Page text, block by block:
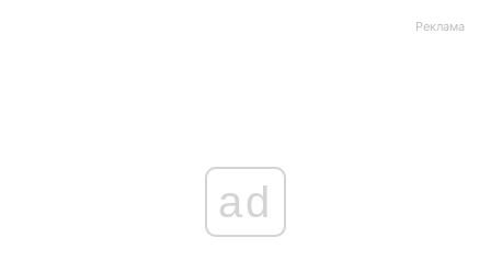
Реклама
ad